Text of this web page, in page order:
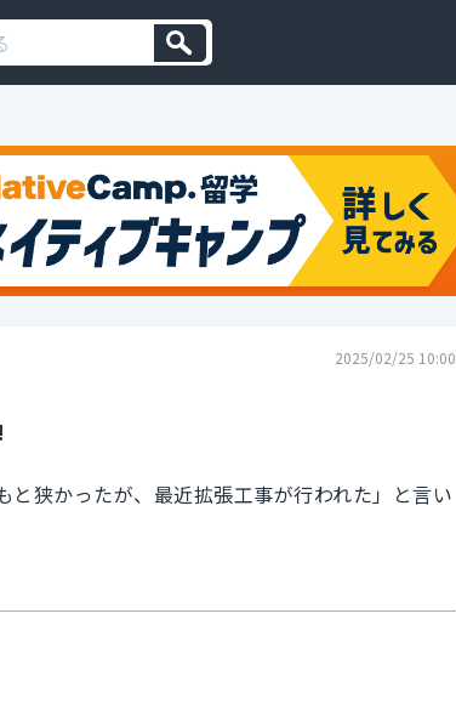
2025/02/25 10:00
狭かったが、最近拡張工事が行われた」と言い